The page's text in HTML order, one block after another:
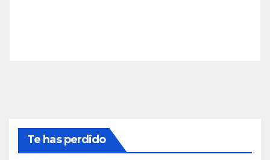
Te has perdido